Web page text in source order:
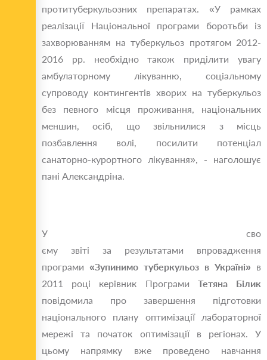
протитуберкульозних препаратах. «У рамках
реалізацiï Національної програми боротьби із
захворюванням на туберкульоз протягом 2012-
2016 рр. необхідно також приділити увагу
амбулаторному лікуванню, соціальному
супроводу контингентів хворих на туберкульоз
без певного місця проживання, національних
меншин, осіб, що звільнилися з місць
позбавлення волі, посилити потенціал
санаторно-курортного лікування», - наголошує
пані Александріна.
У сво
єму звiтi за результатами впровадження
програми «Зупинимо туберкульоз в Україні» в
2011 році керівник Програми Тетяна Білик
повідомила про завершення підготовки
національного плану оптимiзацiï лабораторної
мережі та початок оптимiзацiï в регіонах. У
цьому напрямку вже проведено навчання